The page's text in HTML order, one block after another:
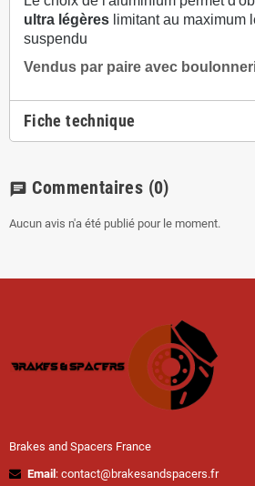
ultra légères limitant au maximum
suspendu
Vendus par paire avec
Fiche technique
chat Commentaires (0)
Aucun avis n'a été publié pour le moment.
Brakes and Spacers France
Email : contact@brakesandspacers.fr